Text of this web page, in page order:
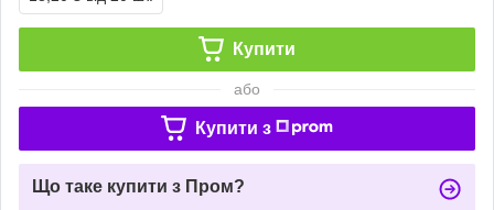
Купити
або
Купити з
Що таке купити з Пром?